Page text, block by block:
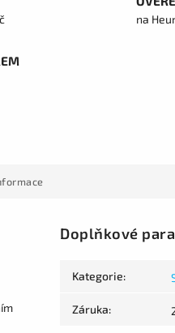
na
Doplňkové
Kategorie:
Záruka: